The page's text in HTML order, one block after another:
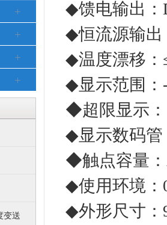
变送
◆馈电输出：
◆恒流源输出
◆温度漂移：
◆显示范围：
◆超限显示：
◆显示数码管
◆触点容量：
◆使用环境：
◆外形尺寸：